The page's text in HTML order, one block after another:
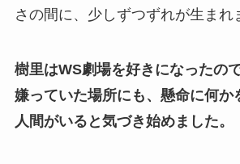
さの間に、少しずつずれが生まれ
樹里はWS劇場を好きになったの
嫌っていた場所にも、懸命に何か
人間がいると気づき始めました。